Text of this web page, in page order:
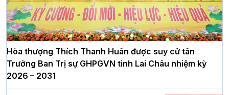
Hòa thượng Thích Thanh Huân được suy cử tân
Trưởng Ban Trị sự GHPGVN tỉnh Lai Châu nhiệm kỳ
2026 – 2031